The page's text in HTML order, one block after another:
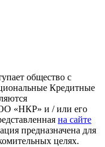
общество с
Кредитные
«НКР» и / или его
на сайте
предназначена для
целях.